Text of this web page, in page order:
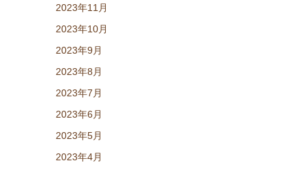
2023年11月
2023年10月
2023年9月
2023年8月
2023年7月
2023年6月
2023年5月
2023年4月